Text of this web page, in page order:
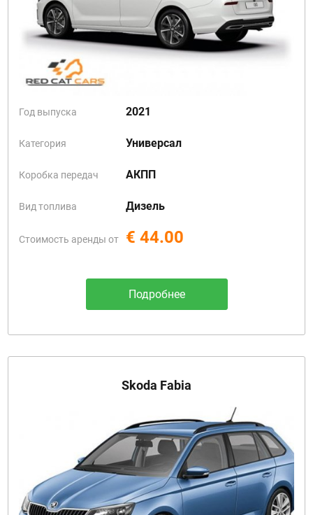
Год выпуска 2021
Категория Универсал
Коробка передач АКПП
Вид топлива Дизель
Стоимость аренды от € 44.00
Подробнее
Skoda Fabia